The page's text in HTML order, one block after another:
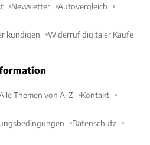
Newsletter Autovergleich
kündigen Widerruf digitaler Käufe
Themen von A-Z Kontakt
Datenschutz